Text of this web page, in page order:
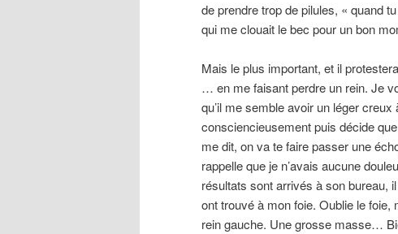
de prendre trop de pilules, « quand
qui me clouait le bec pour un bon
Mais le plus important, et il
… en me faisant perdre un rein. Je
qu’il me semble avoir un léger
consciencieusement puis décide
me dit, on va te faire passer une
rappelle que je n’avais aucune
résultats sont arrivés à son bureau,
ont trouvé à mon foie. Oublie le
rein gauche. Une grosse masse…